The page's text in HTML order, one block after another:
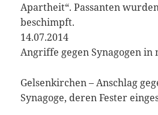
Apartheit“. Passanten
beschimpft.
14.07.2014
Angriffe gegen Synagogen
Gelsenkirchen – Anschlag
Synagoge, deren Fester